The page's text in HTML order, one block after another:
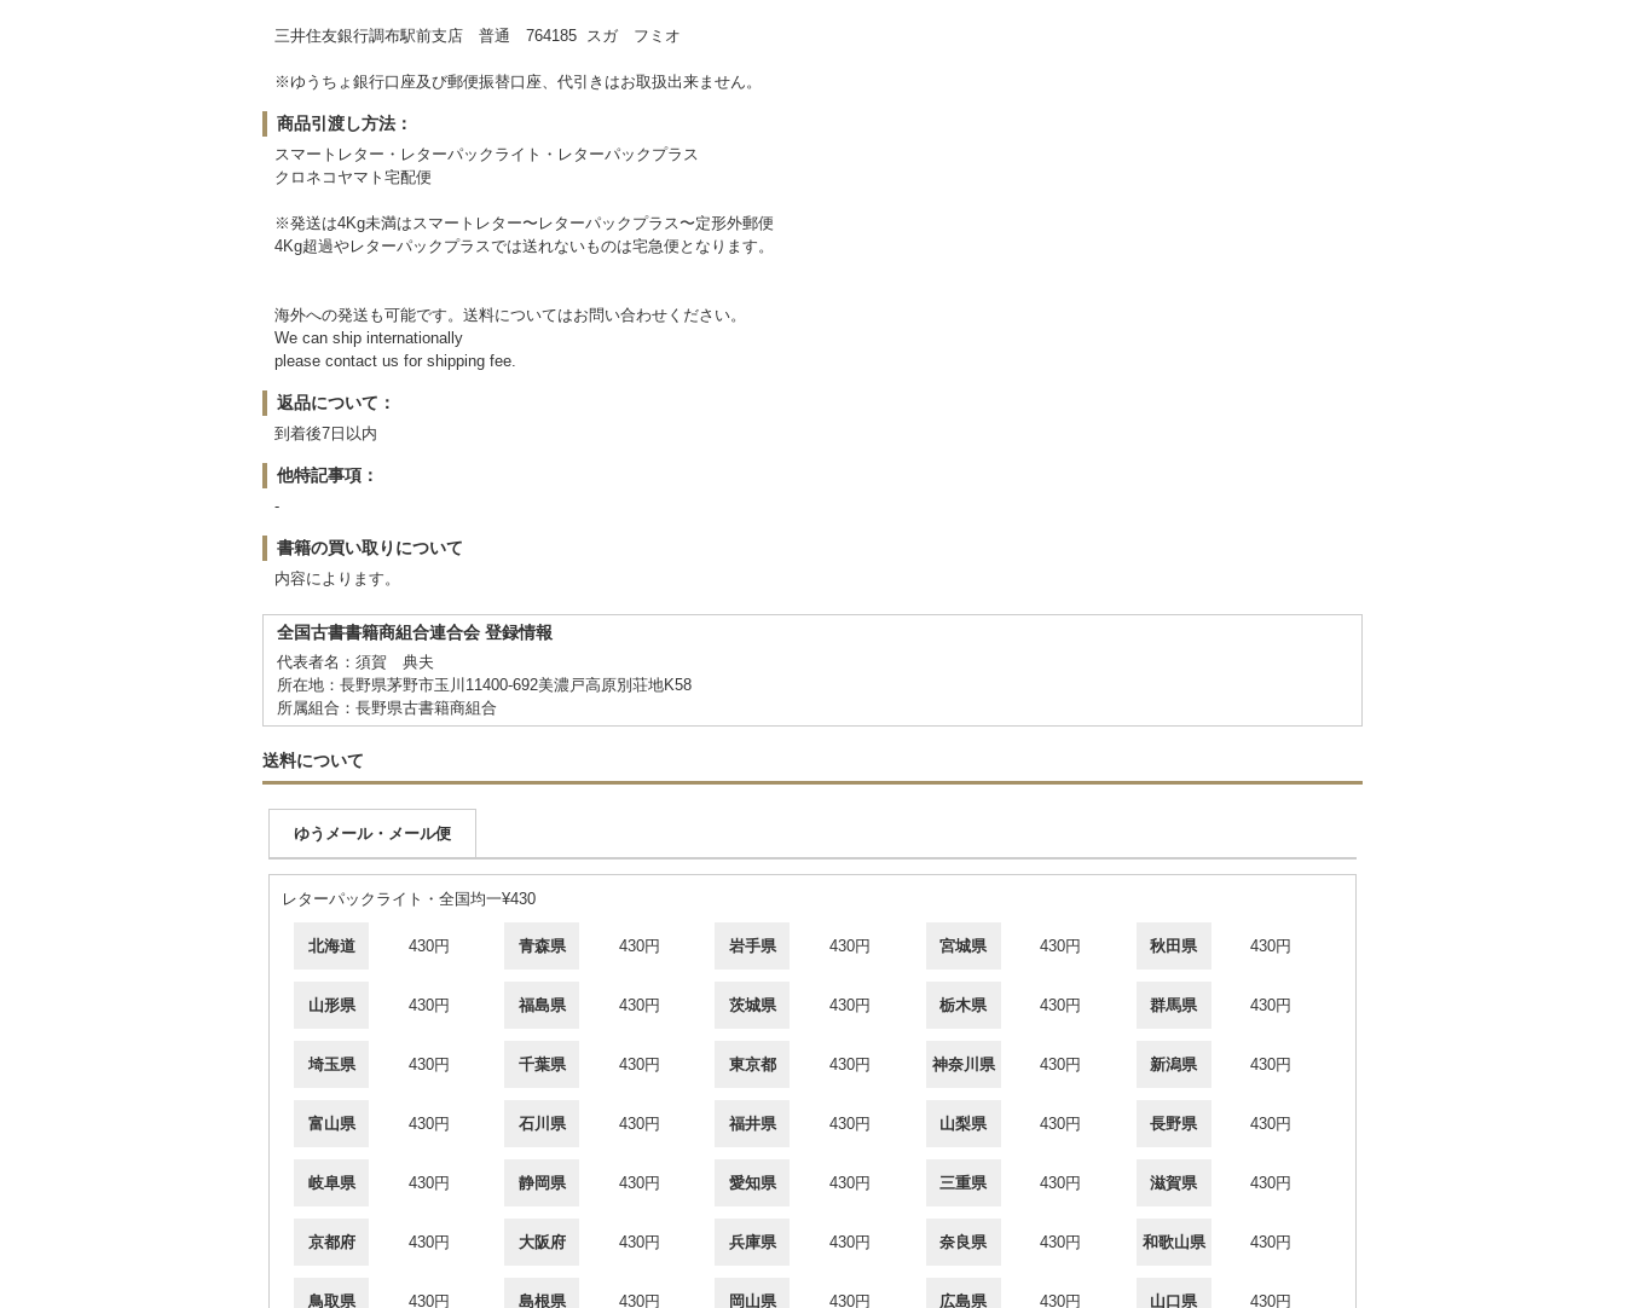
三井住友銀行調布駅前支店 普通 764185 スガ フミオ
※ゆうちょ銀行口座及び郵便振替口座、代引きはお取扱出来ません。
商品引渡し方法：
スマートレター・レターパックライト・レターパックプラス
クロネコヤマト宅配便
※発送は4Kg未満はスマートレター〜レターパックプラス〜定形外郵便
4Kg超過やレターパックプラスでは送れないものは宅急便となります。
海外への発送も可能です。送料についてはお問い合わせください。
We can ship internationally
please contact us for shipping fee.
返品について：
到着後7日以内
他特記事項：
-
書籍の買い取りについて
内容によります。
全国古書書籍商組合連合会 登録情報
代表者名：須賀 典夫
所在地：長野県茅野市玉川11400-692美濃戸高原別荘地K58
所属組合：長野県古書籍商組合
送料について
ゆうメール・メール便
レターパックライト・全国均一¥430
北海道 430円 青森県 430円 岩手県 430円 宮城県 430円 秋田県 430円
山形県 430円 福島県 430円 茨城県 430円 栃木県 430円 群馬県 430円
埼玉県 430円 千葉県 430円 東京都 430円 神奈川県 430円 新潟県 430円
富山県 430円 石川県 430円 福井県 430円 山梨県 430円 長野県 430円
岐阜県 430円 静岡県 430円 愛知県 430円 三重県 430円 滋賀県 430円
京都府 430円 大阪府 430円 兵庫県 430円 奈良県 430円 和歌山県 430円
鳥取県 430円 島根県 430円 岡山県 430円 広島県 430円 山口県 430円